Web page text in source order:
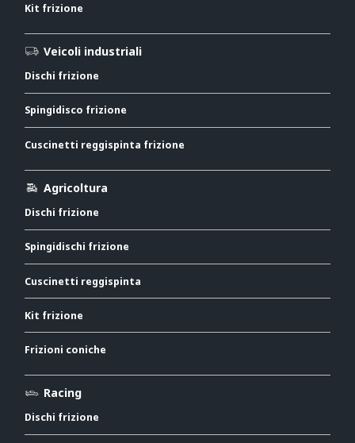
Kit frizione
Veicoli industriali
Dischi frizione
Spingidisco frizione
Cuscinetti reggispinta frizione
Agricoltura
Dischi frizione
Spingidischi frizione
Cuscinetti reggispinta
Kit frizione
Frizioni coniche
Racing
Dischi frizione